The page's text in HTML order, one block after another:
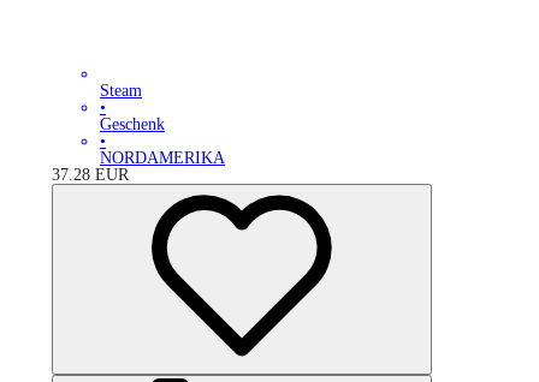
Steam
•
Geschenk
•
NORDAMERIKA
37.28 EUR